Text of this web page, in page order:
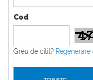
Cod
Greu de citit? Regenerare